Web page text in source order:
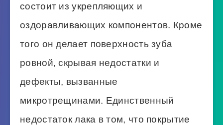
состоит из укрепляющих и
оздоравливающих компонентов. Кроме
того он делает поверхность зуба
ровной, скрывая недостатки и
дефекты, вызванные
микротрещинами. Единственный
недостаток лака в том, что покрытие